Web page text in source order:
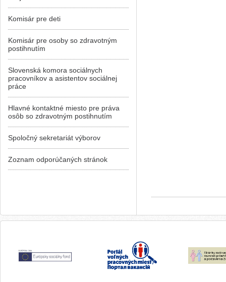
Komisár pre deti
Komisár pre osoby so zdravotným
postihnutím
Slovenská komora sociálnych
pracovníkov a asistentov sociálnej
práce
Hlavné kontaktné miesto pre práva
osôb so zdravotným postihnutím
Spoločný sekretariát výborov
Zoznam odporúčaných stránok